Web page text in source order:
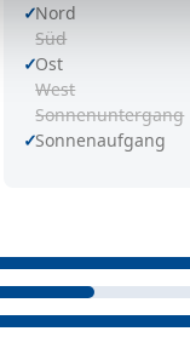
Nord
Süd
Ost
West
Sonnenuntergang
Sonnenaufgang